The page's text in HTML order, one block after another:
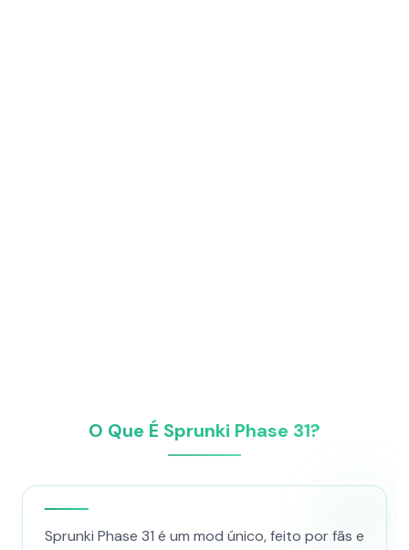
O Que É Sprunki Phase 31?
Sprunki Phase 31 é um mod único, feito por fãs e